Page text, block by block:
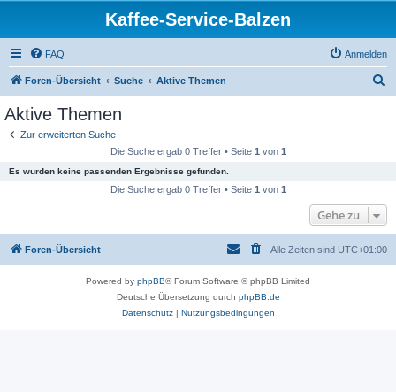
Kaffee-Service-Balzen
FAQ Anmelden
Foren-Übersicht Suche Aktive Themen
Aktive Themen
Zur erweiterten Suche
Die Suche ergab 0 Treffer • Seite 1 von 1
Es wurden keine passenden Ergebnisse gefunden.
Die Suche ergab 0 Treffer • Seite 1 von 1
Gehe zu
Foren-Übersicht Alle Zeiten sind UTC+01:00
Powered by phpBB® Forum Software © phpBB Limited
Deutsche Übersetzung durch phpBB.de
Datenschutz| Nutzungsbedingungen